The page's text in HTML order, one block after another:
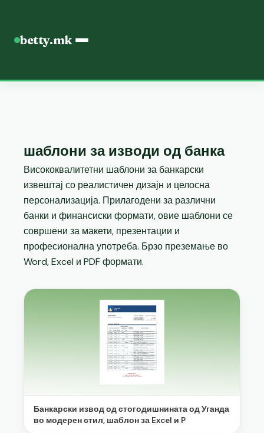
betty.mk
шаблони за изводи од банка
Висококвалитетни шаблони за банкарски
извештај со реалистичен дизајн и целосна
персонализација. Прилагодени за различни
банки и финансиски формати, овие шаблони се
совршени за макети, презентации и
професионална употреба. Брзо преземање во
Word, Excel и PDF формати.
Банкарски извод од стогодишнината од Уганда
во модерен стил, шаблон за Excel и P